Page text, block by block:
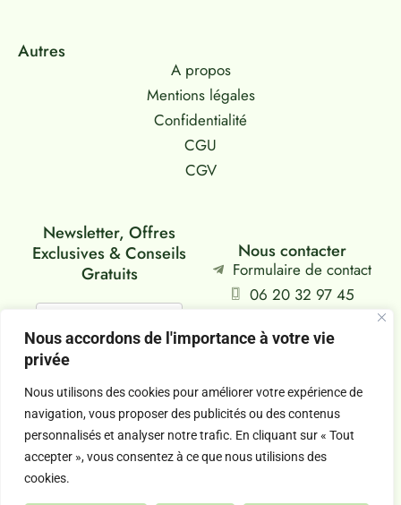
Nous accordons de l'importance à votre vie
privée
Nous utilisons des cookies pour améliorer votre expérience de
navigation, vous proposer des publicités ou des contenus
personnalisés et analyser notre trafic. En cliquant sur « Tout
accepter », vous consentez à ce que nous utilisions des
cookies.
Autres
A propos
Mentions légales
Confidentialité
CGU
CGV
Newsletter, Offres
Exclusives & Conseils
Gratuits
Nous contacter
Formulaire de contact
06 20 32 97 45
Copyright @2026 sylvia-aromatherapeute.fr
Tous droits réservés